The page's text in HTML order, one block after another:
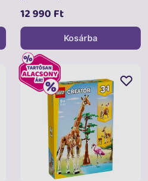
12 990 Ft
Kosárba